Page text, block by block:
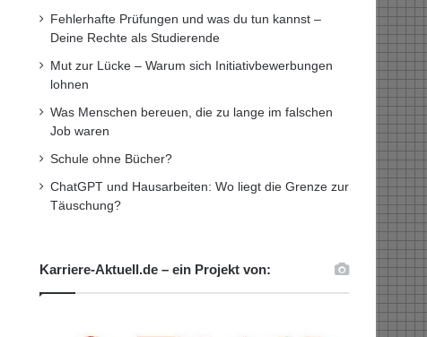
Fehlerhafte Prüfungen und was du tun kannst –
Deine Rechte als Studierende
Mut zur Lücke – Warum sich Initiativbewerbungen
lohnen
Was Menschen bereuen, die zu lange im falschen
Job waren
Schule ohne Bücher?
ChatGPT und Hausarbeiten: Wo liegt die Grenze zur
Täuschung?
Karriere-Aktuell.de – ein Projekt von: